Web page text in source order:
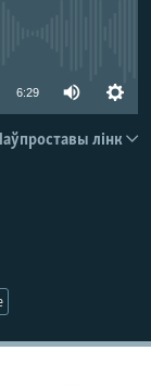
6:29
лінк